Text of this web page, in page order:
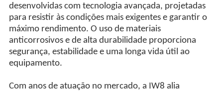
desenvolvidas com tecnologia avançada, projetadas
para resistir às condições mais exigentes e garantir o
máximo rendimento. O uso de materiais
anticorrosivos e de alta durabilidade proporciona
segurança, estabilidade e uma longa vida útil ao
equipamento.
Com anos de atuação no mercado, a IW8 alia